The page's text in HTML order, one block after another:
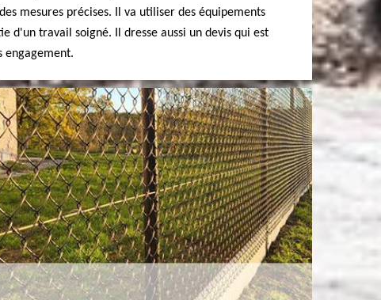
mesures précises. Il va utiliser des équipements
d'un travail soigné. Il dresse aussi un devis qui est
engagement.